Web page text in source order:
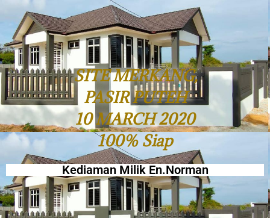
SITE MERKANG,
PASIR PUTEH
10 MARCH 2020
100% Siap
Kediaman Milik En.Norman